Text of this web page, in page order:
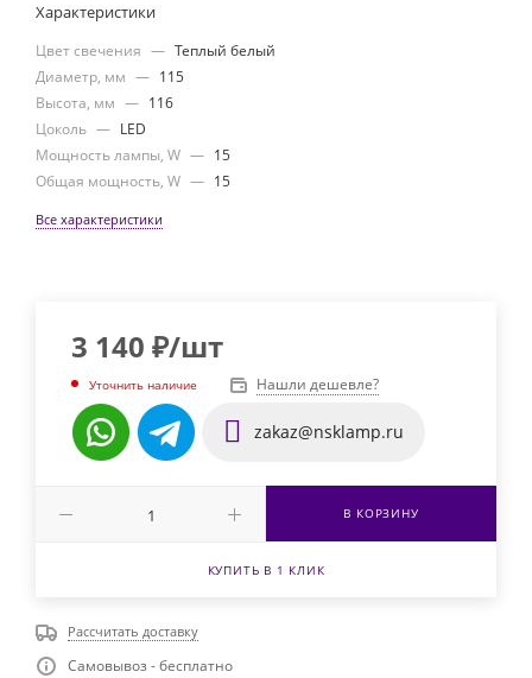
Характеристики
Цвет свечения — Теплый белый
Диаметр, мм — 115
Высота, мм — 116
Цоколь — LED
Мощность лампы, W — 15
Общая мощность, W — 15
Все характеристики
3 140 ₽/шт
Уточнить наличие Нашли дешевле?
zakaz@nsklamp.ru
В КОРЗИНУ
КУПИТЬ В 1 КЛИК
Рассчитать доставку
Самовывоз - бесплатно